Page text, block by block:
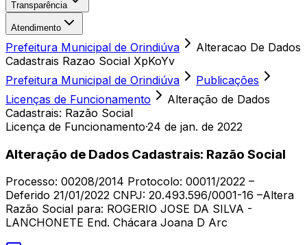
Transparência
Atendimento
Prefeitura Municipal de Orindiúva
Alteracao De Dados
Cadastrais Razao Social XpKoYv
Prefeitura Municipal de Orindiúva
Publicações
Licenças de Funcionamento
Alteração de Dados
Cadastrais: Razão Social
Licença de Funcionamento·24 de jan. de 2022
Alteração de Dados Cadastrais: Razão Social
Processo: 00208/2014 Protocolo: 00011/2022 –
Deferido 21/01/2022 CNPJ: 20.493.596/0001-16 –Altera
Razão Social para: ROGERIO JOSE DA SILVA -
LANCHONETE End. Chácara Joana D Arc